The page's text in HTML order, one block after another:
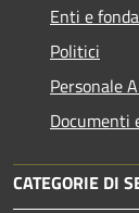
Enti e
Politici
Personale
Documenti
CATEGORIE DI